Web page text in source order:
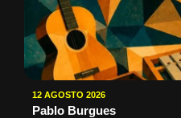
12 AGOSTO 2026
Pablo Burgues